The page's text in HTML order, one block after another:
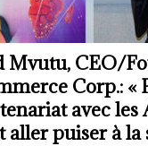
Mvutu, CEO/
Corp.: «
avec les
aller puiser à la